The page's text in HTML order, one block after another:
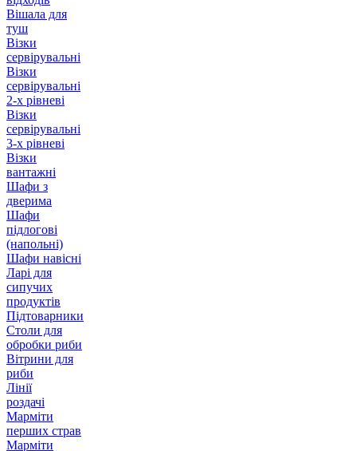
Вішала для
туш
Візки
сервірувальні
Візки
сервірувальні
2-х рівневі
Візки
сервірувальні
3-х рівневі
Візки
вантажні
Шафи з
дверима
Шафи
підлогові
(напольні)
Шафи навісні
Ларі для
сипучих
продуктів
Підтоварники
Столи для
обробки риби
Вітрини для
риби
Лінії
роздачі
Марміти
перших страв
Марміти